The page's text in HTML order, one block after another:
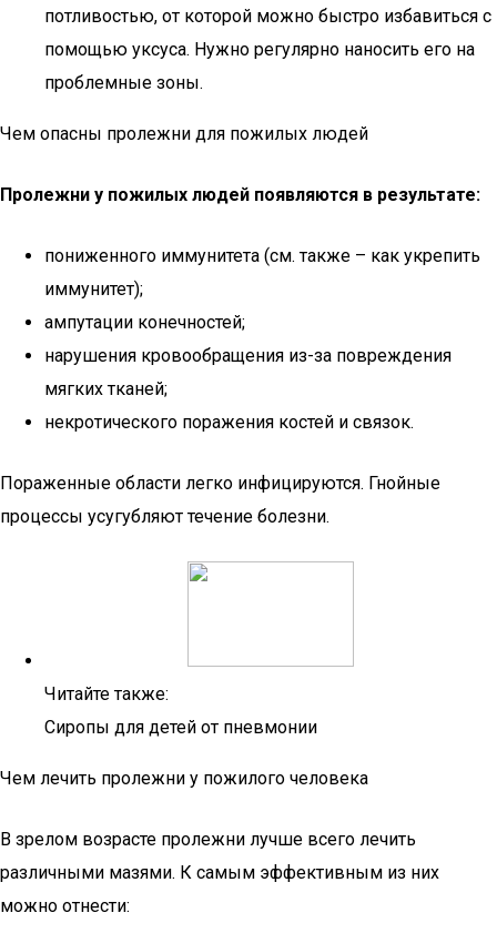
потливостью, от которой можно быстро избавиться с
помощью уксуса. Нужно регулярно наносить его на
проблемные зоны.
Чем опасны пролежни для пожилых людей
Пролежни у пожилых людей появляются в результате:
пониженного иммунитета (см. также – как укрепить
иммунитет);
ампутации конечностей;
нарушения кровообращения из-за повреждения
мягких тканей;
некротического поражения костей и связок.
Пораженные области легко инфицируются. Гнойные
процессы усугубляют течение болезни.
Читайте также:
Сиропы для детей от пневмонии
Чем лечить пролежни у пожилого человека
В зрелом возрасте пролежни лучше всего лечить
различными мазями. К самым эффективным из них
можно отнести: